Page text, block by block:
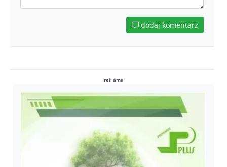
dodaj komentarz
reklama